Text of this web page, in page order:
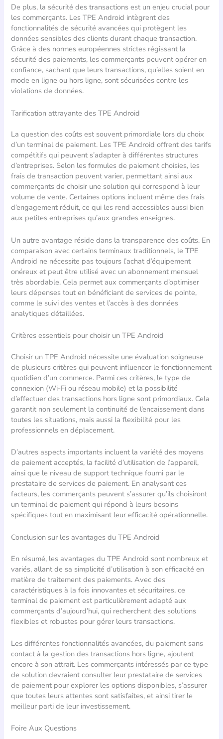
De plus, la sécurité des transactions est un enjeu crucial pour
les commerçants. Les TPE Android intègrent des
fonctionnalités de sécurité avancées qui protègent les
données sensibles des clients durant chaque transaction.
Grâce à des normes européennes strictes régissant la
sécurité des paiements, les commerçants peuvent opérer en
confiance, sachant que leurs transactions, qu’elles soient en
mode en ligne ou hors ligne, sont sécurisées contre les
violations de données.
Tarification attrayante des TPE Android
La question des coûts est souvent primordiale lors du choix
d’un terminal de paiement. Les TPE Android offrent des tarifs
compétitifs qui peuvent s’adapter à différentes structures
d’entreprises. Selon les formules de paiement choisies, les
frais de transaction peuvent varier, permettant ainsi aux
commerçants de choisir une solution qui correspond à leur
volume de vente. Certaines options incluent même des frais
d’engagement réduit, ce qui les rend accessibles aussi bien
aux petites entreprises qu’aux grandes enseignes.
Un autre avantage réside dans la transparence des coûts. En
comparaison avec certains terminaux traditionnels, le TPE
Android ne nécessite pas toujours l’achat d’équipement
onéreux et peut être utilisé avec un abonnement mensuel
très abordable. Cela permet aux commerçants d’optimiser
leurs dépenses tout en bénéficiant de services de pointe,
comme le suivi des ventes et l’accès à des données
analytiques détaillées.
Critères essentiels pour choisir un TPE Android
Choisir un TPE Android nécessite une évaluation soigneuse
de plusieurs critères qui peuvent influencer le fonctionnement
quotidien d’un commerce. Parmi ces critères, le type de
connexion (Wi-Fi ou réseau mobile) et la possibilité
d’effectuer des transactions hors ligne sont primordiaux. Cela
garantit non seulement la continuité de l’encaissement dans
toutes les situations, mais aussi la flexibilité pour les
professionnels en déplacement.
D’autres aspects importants incluent la variété des moyens
de paiement acceptés, la facilité d’utilisation de l’appareil,
ainsi que le niveau de support technique fourni par le
prestataire de services de paiement. En analysant ces
facteurs, les commerçants peuvent s’assurer qu’ils choisiront
un terminal de paiement qui répond à leurs besoins
spécifiques tout en maximisant leur efficacité opérationnelle.
Conclusion sur les avantages du TPE Android
En résumé, les avantages du TPE Android sont nombreux et
variés, allant de sa simplicité d’utilisation à son efficacité en
matière de traitement des paiements. Avec des
caractéristiques à la fois innovantes et sécuritaires, ce
terminal de paiement est particulièrement adapté aux
commerçants d’aujourd’hui, qui recherchent des solutions
flexibles et robustes pour gérer leurs transactions.
Les différentes fonctionnalités avancées, du paiement sans
contact à la gestion des transactions hors ligne, ajoutent
encore à son attrait. Les commerçants intéressés par ce type
de solution devraient consulter leur prestataire de services
de paiement pour explorer les options disponibles, s’assurer
que toutes leurs attentes sont satisfaites, et ainsi tirer le
meilleur parti de leur investissement.
Foire Aux Questions